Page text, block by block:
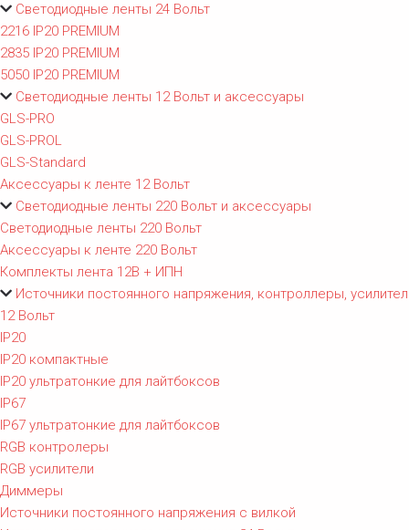
Светодиодные ленты 24 Вольт
2216 IP20 PREMIUM
2835 IP20 PREMIUM
5050 IP20 PREMIUM
Светодиодные ленты 12 Вольт и аксессуары
GLS-PRO
GLS-PROL
GLS-Standard
Аксессуары к ленте 12 Вольт
Светодиодные ленты 220 Вольт и аксессуары
Светодиодные ленты 220 Вольт
Аксессуары к ленте 220 Вольт
Комплекты лента 12В + ИПН
Источники постоянного напряжения, контроллеры,
12 Вольт
IP20
IP20 компактные
IP20 ультратонкие для лайтбоксов
IP67
IP67 ультратонкие для лайтбоксов
RGB контролеры
RGB усилители
Диммеры
Источники постоянного напряжения с вилкой